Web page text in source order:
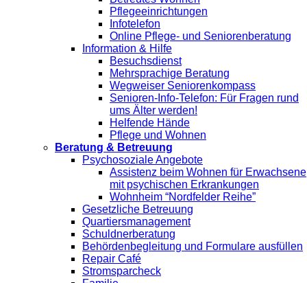
Pflegeeinrichtungen
Infotelefon
Online Pflege- und Seniorenberatung
Information & Hilfe
Besuchsdienst
Mehrsprachige Beratung
Wegweiser Seniorenkompass
Senioren-Info-Telefon: Für Fragen rund
ums Älter werden!
Helfende Hände
Pflege und Wohnen
Beratung & Betreuung
Psychosoziale Angebote
Assistenz beim Wohnen für Erwachsene
mit psychischen Erkrankungen
Wohnheim “Nordfelder Reihe”
Gesetzliche Betreuung
Quartiersmanagement
Schuldnerberatung
Behördenbegleitung und Formulare ausfüllen
Repair Café
Stromsparcheck